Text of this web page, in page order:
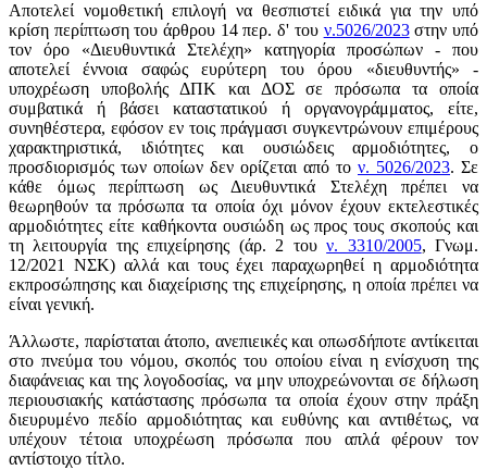
Αποτελεί νομοθετική επιλογή να θεσπιστεί ειδικά για την υπό
κρίση περίπτωση του άρθρου 14 περ. δ' του ν.5026/2023στην υπό
τον όρο «Διευθυντικά Στελέχη» κατηγορία προσώπων - που
αποτελεί έννοια σαφώς ευρύτερη του όρου «διευθυντής» -
υποχρέωση υποβολής ΔΠΚ και ΔΟΣ σε πρόσωπα τα οποία
συμβατικά ή βάσει καταστατικού ή οργανογράμματος, είτε,
συνηθέστερα, εφόσον εν τοις πράγμασι συγκεντρώνουν επιμέρους
χαρακτηριστικά, ιδιότητες και ουσιώδεις αρμοδιότητες, ο
προσδιορισμός των οποίων δεν ορίζεται από το ν. 5026/2023. Σε
κάθε όμως περίπτωση ως Διευθυντικά Στελέχη πρέπει να
θεωρηθούν τα πρόσωπα τα οποία όχι μόνον έχουν εκτελεστικές
αρμοδιότητες είτε καθήκοντα ουσιώδη ως προς τους σκοπούς και
τη λειτουργία της επιχείρησης (άρ. 2 τουν. 3310/2005, Γνωμ.
12/2021 ΝΣΚ) αλλά και τους έχει παραχωρηθεί η αρμοδιότητα
εκπροσώπησης και διαχείρισης της επιχείρησης, η οποία πρέπει να
είναι γενική.
Άλλωστε, παρίσταται άτοπο, ανεπιεικές και οπωσδήποτε αντίκειται
στο πνεύμα του νόμου, σκοπός του οποίου είναι η ενίσχυση της
διαφάνειας και της λογοδοσίας, να μην υποχρεώνονται σε δήλωση
περιουσιακής κατάστασης πρόσωπα τα οποία έχουν στην πράξη
διευρυμένο πεδίο αρμοδιότητας και ευθύνης και αντιθέτως, να
υπέχουν τέτοια υποχρέωση πρόσωπα που απλά φέρουν τον
αντίστοιχο τίτλο.